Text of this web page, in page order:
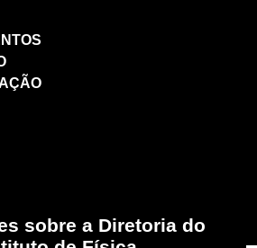
sobre a Diretoria do